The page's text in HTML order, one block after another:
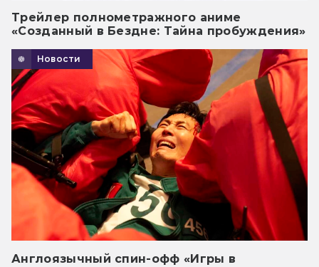
Трейлер полнометражного аниме
«Созданный в Бездне: Тайна пробуждения»
Новости
Англоязычный спин-офф «Игры в